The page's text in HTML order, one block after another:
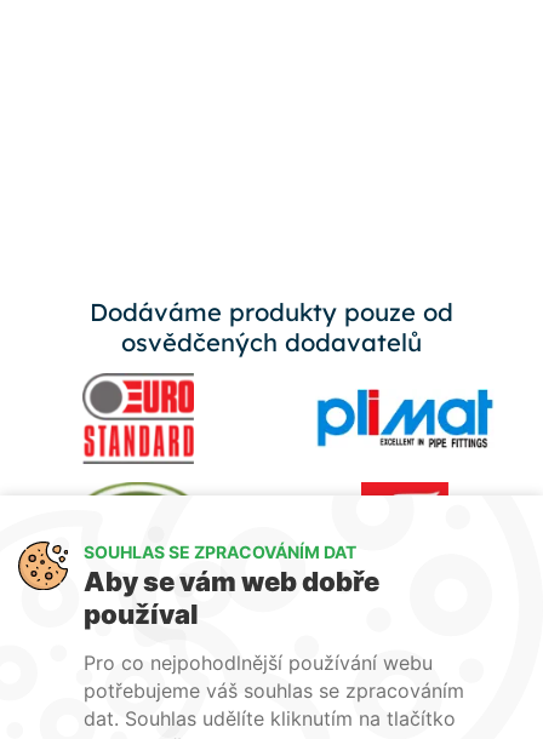
Dodáváme produkty pouze od
osvědčených dodavatelů
SOUHLAS SE ZPRACOVÁNÍM DAT
Aby se vám web dobře
používal
Pro co nejpohodlnější používání webu
potřebujeme váš souhlas se zpracováním
dat. Souhlas udělíte kliknutím na tlačítko